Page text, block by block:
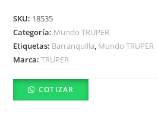
SKU: 18535
Categoría: Mundo TRUPER
Etiquetas: Barranquilla, Mundo TRUPER
Marca:TRUPER
COTIZAR